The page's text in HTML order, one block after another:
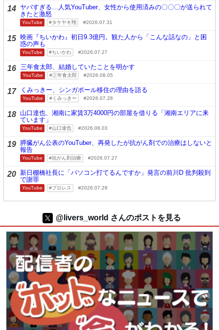
14 ヤバすぎる…人気YouTuber、女性から使用済みの〇〇〇が送られて
きたと激怒
YouTube タケヤキ翔 2026.07.31
15 映画『ちいかわ』初日9.3億円。観た人から「こんな話なの」と困
惑の声も
YouTube ちいかわ 2026.07.27
16 三年食太郎、結婚していたことを明かす
YouTube 三年食太郎 2026.08.05
17 くみっきー、シンガポール移住の理由を語る
YouTube くみっきー 2026.07.28
18 山口達也、湘南に家賃3万4000円の部屋を借りる「湘南エリアに来
ています」
YouTube 山口達也 2026.08.03
19 膵臓がん公表のYouTuber、再発したが抗がん剤での治療はしないと
報告
YouTube 抗がん剤治療 2026.07.27
20 新日棚橋社長に「パソコン打てるんですか」発言の前川D 批判殺到
で謝罪
YouTube プロレス 2026.07.29
@livers_world さんのポストを見る